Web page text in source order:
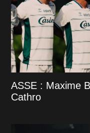
ASSE : Maxime
Cathro